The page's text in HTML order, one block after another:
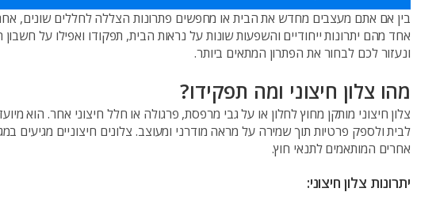
בין אם אתם מעצבים מחדש את הבית או מחפשים פתרונות הצללה לחללים שונים,
אחד מהם יתרונות ייחודיים והשפעות שונות על נראות הבית, תפקודו ואפילו על
ונעזור לכם לבחור את הפתרון המתאים ביותר.
מהו צלון חיצוני ומה תפקידו?
צלון חיצוני מותקן מחוץ לחלון או על גבי מרפסת, פרגולה או חלל חיצוני אחר. הוא
אחרים המותאמים לתנאי חוץ.
יתרונות צלון חיצוני: